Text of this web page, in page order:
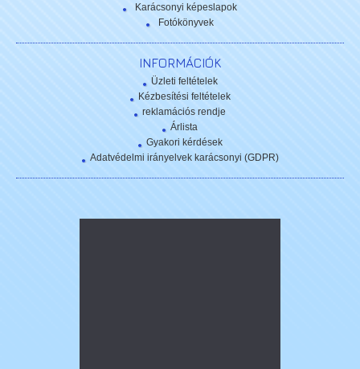
Karácsonyi képeslapok
Fotókönyvek
INFORMÁCIÓK
Üzleti feltételek
Kézbesítési feltételek
reklamációs rendje
Árlista
Gyakori kérdések
Adatvédelmi irányelvek karácsonyi (GDPR)